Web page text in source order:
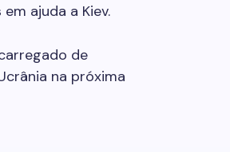
ajuda a Kiev.
de
na próxima